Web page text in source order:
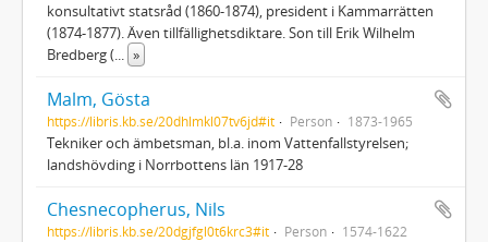
konsultativt statsråd (1860-1874), president i Kammarrätten
(1874-1877). Även tillfällighetsdiktare. Son till Erik Wilhelm
Bredberg (... »
Malm, Gösta
https://libris.kb.se/20dhlmkl07tv6jd#it Person 1873-1965
Tekniker och ämbetsman, bl.a. inom Vattenfallstyrelsen;
landshövding i Norrbottens län 1917-28
Chesnecopherus, Nils
https://libris.kb.se/20dgjfgl0t6krc3#it Person 1574-1622